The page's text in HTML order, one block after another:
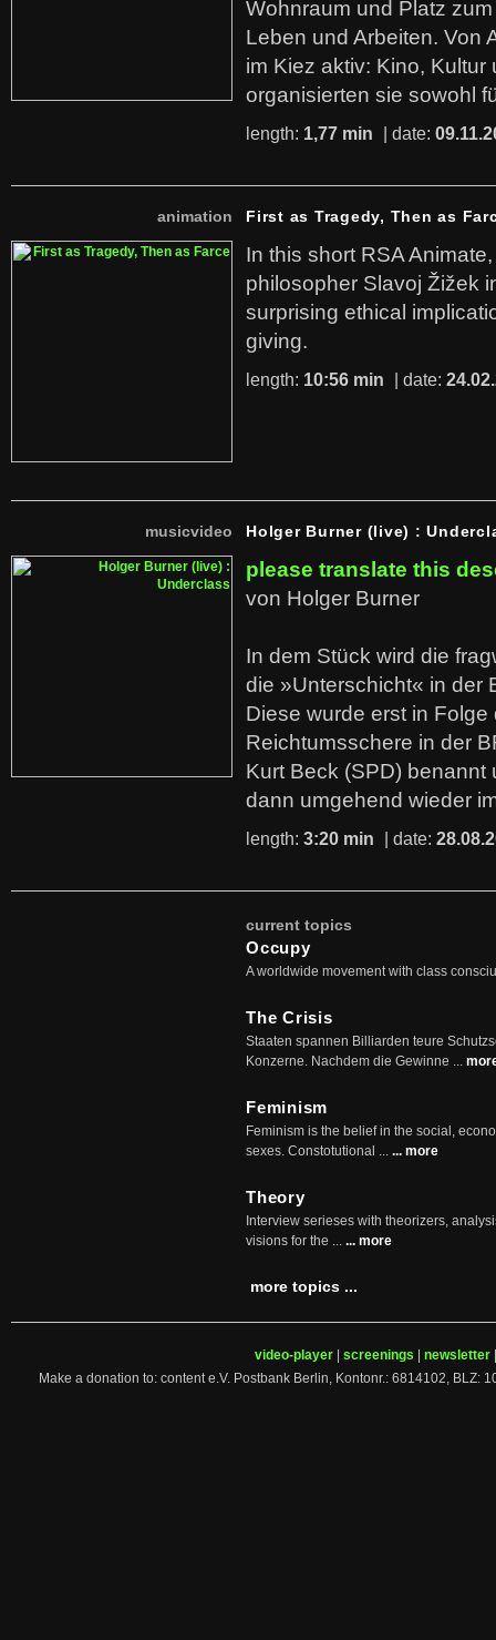
Wohnraum und Platz
Leben und Arbeiten. Von
im Kiez aktiv: Kino,
organisierten sie sowohl
length: 1,77 min | date:
animation First as Tragedy, Then as
In this short RSA
philosopher Slavoj Žižek
surprising ethical
giving.
length: 10:56 min | date:
musicvideo Holger Burner (live) :
please translate this
von Holger Burner
In dem Stück wird die
die »Unterschicht« in der
Diese wurde erst in
Reichtumsschere in der
Kurt Beck (SPD)
dann umgehend wieder
length: 3:20 min | date:
current topics
Occupy
A worldwide movement with class
The Crisis
Staaten spannen Billiarden teure
Konzerne. Nachdem die Gewinne ...
Feminism
Feminism is the belief in the social,
sexes. Constotutional ... ... more
Theory
Interview serieses with theorizers,
visions for the ... ... more
more topics ...
video-player screenings newsletter
Make a donation to: content e.V. Postbank Berlin, Kontonr.: 6814102, BLZ: